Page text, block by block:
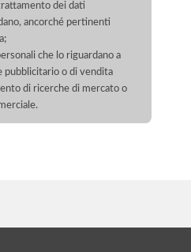
dei dati
ancorché pertinenti
che lo riguardano a
pubblicitario o di vendita
di ricerche di mercato o